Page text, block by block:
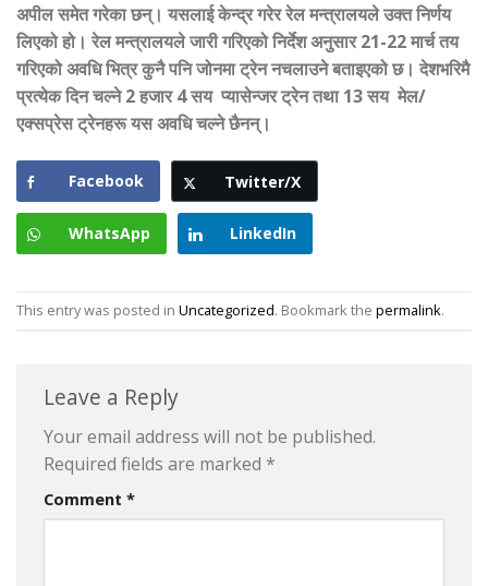
अपील समेत गरेका छन्। यसलाई केन्द्र गरेर रेल मन्त्रालयले उक्त निर्णय
लिएको हो। रेल मन्त्रालयले जारी गरिएको निर्देश अनुसार 21-22 मार्च तय
गरिएको अवधि भित्र कुनै पनि जोनमा ट्रेन नचलाउने बताइएको छ। देशभरिमै
प्रत्येक दिन चल्ने 2 हजार 4 सय प्यासेन्जर ट्रेन तथा 13 सय मेल/
एक्सप्रेस ट्रेनहरू यस अवधि चल्ने छैनन्।
Facebook Twitter/X
WhatsApp LinkedIn
This entry was posted in Uncategorized. Bookmark the permalink.
Leave a Reply
Your email address will not be published.
Required fields are marked *
Comment *